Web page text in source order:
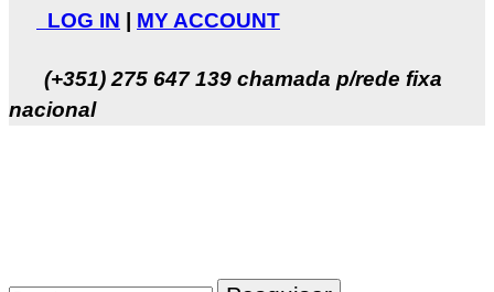
LOG IN MY ACCOUNT
(+351) 275 647 139 chamada p/rede fixa
nacional
Pesquisar